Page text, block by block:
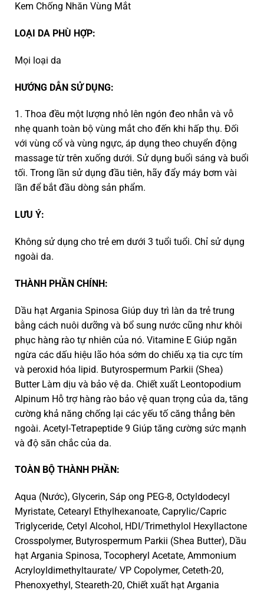
Kem Chống Nhăn Vùng Mắt
LOẠI DA PHÙ HỢP:
Mọi loại da
HƯỚNG DẪN SỬ DỤNG:
1. Thoa đều một lượng nhỏ lên ngón đeo nhẫn và vỗ
nhẹ quanh toàn bộ vùng mắt cho đến khi hấp thụ. Đối
với vùng cổ và vùng ngực, áp dụng theo chuyển động
massage từ trên xuống dưới. Sử dụng buổi sáng và buổi
tối. Trong lần sử dụng đầu tiên, hãy đẩy máy bơm vài
lần để bắt đầu dòng sản phẩm.
LƯU Ý:
Không sử dụng cho trẻ em dưới 3 tuổi tuổi. Chỉ sử dụng
ngoài da.
THÀNH PHẦN CHÍNH:
Dầu hạt Argania Spinosa Giúp duy trì làn da trẻ trung
bằng cách nuôi dưỡng và bổ sung nước cũng như khôi
phục hàng rào tự nhiên của nó. Vitamine E Giúp ngăn
ngừa các dấu hiệu lão hóa sớm do chiếu xạ tia cực tím
và peroxid hóa lipid. Butyrospermum Parkii (Shea)
Butter Làm dịu và bảo vệ da. Chiết xuất Leontopodium
Alpinum Hỗ trợ hàng rào bảo vệ quan trọng của da, tăng
cường khả năng chống lại các yếu tố căng thẳng bên
ngoài. Acetyl-Tetrapeptide 9 Giúp tăng cường sức mạnh
và độ săn chắc của da.
TOÀN BỘ THÀNH PHẦN:
Aqua (Nước), Glycerin, Sáp ong PEG-8, Octyldodecyl
Myristate, Cetearyl Ethylhexanoate, Caprylic/Capric
Triglyceride, Cetyl Alcohol, HDI/Trimethylol Hexyllactone
Crosspolymer, Butyrospermum Parkii (Shea Butter), Dầu
hạt Argania Spinosa, Tocopheryl Acetate, Ammonium
Acryloyldimethyltaurate/ VP Copolymer, Ceteth-20,
Phenoxyethyl, Steareth-20, Chiết xuất hạt Argania